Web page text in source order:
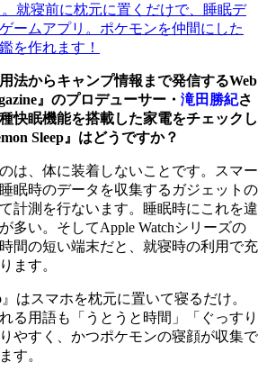
。就寝前に枕元に置くだけで、睡眠デ
ームアプリ。ポケモンを仲間にした
を作れます！
からキャンプ情報まで発信するWeb
』のプロデューサー・ 滝田勝紀さ
快眠機能を搭載した家電をチェックし
Sleep』はどうですか？
は、体に装着しないことです。スマー
眠時のデータを収集するガジェットの
計測を行ないます。睡眠時にこれを違
多い。そしてApple Watchシリーズの
間の短い端末だと、就寝時の利用で充
ます。
』はスマホを枕元に置いて寝るだけ。
る用語も「うとうと時間」「ぐっすり
やすく、かつポケモンの寝顔が収集で
す。